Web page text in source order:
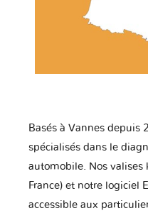
Basés à Vannes depuis
spécialisés dans le
automobile. Nos valises
France) et notre logiciel
accessible aux